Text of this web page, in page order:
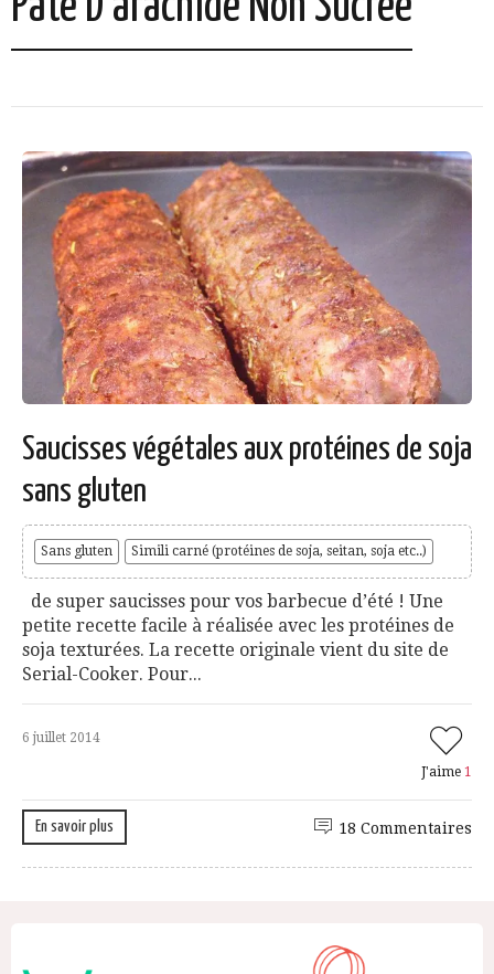
Saucisses végétales aux protéines de soja
sans gluten
Sans gluten Simili carné (protéines de soja, seitan, soja etc..)
de super saucisses pour vos barbecue d’été ! Une
petite recette facile à réalisée avec les protéines de
soja texturées. La recette originale vient du site de
Serial-Cooker. Pour...
6 juillet 2014
J'aime 1
En savoir plus 18 Commentaires